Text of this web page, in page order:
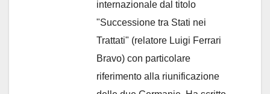
internazionale dal titolo
"Successione tra Stati nei
Trattati" (relatore Luigi Ferrari
Bravo) con particolare
riferimento alla riunificazione